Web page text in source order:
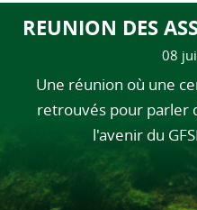
REUNION DES
08
Une réunion où une
retrouvés pour parler
l'avenir du